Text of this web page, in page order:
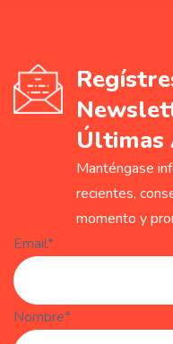
Últimas
Manténgase
recientes,
momento y
Email*
Nombre*